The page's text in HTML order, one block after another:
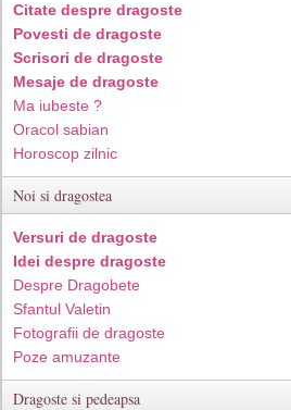
Citate despre dragoste
Povesti de dragoste
Scrisori de dragoste
Mesaje de dragoste
Ma iubeste ?
Oracol sabian
Horoscop zilnic
Noi si dragostea
Versuri de dragoste
Idei despre dragoste
Despre Dragobete
Sfantul Valetin
Fotografii de dragoste
Poze amuzante
Dragoste si pedeapsa